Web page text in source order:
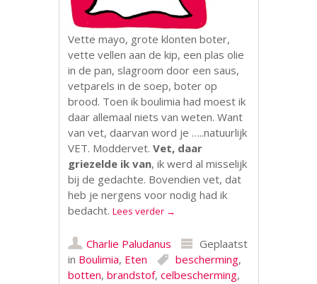
Vette mayo, grote klonten boter,
vette vellen aan de kip, een plas olie
in de pan, slagroom door een saus,
vetparels in de soep, boter op
brood. Toen ik boulimia had moest ik
daar allemaal niets van weten. Want
van vet, daarvan word je …..natuurlijk
VET. Moddervet.Vet, daar
griezelde ik van, ik werd al misselijk
bij de gedachte. Bovendien vet, dat
heb je nergens voor nodig had ik
bedacht.Lees verder →
Charlie Paludanus
Geplaatst
in Boulimia, Eten bescherming,
botten,brandstof,celbescherming,